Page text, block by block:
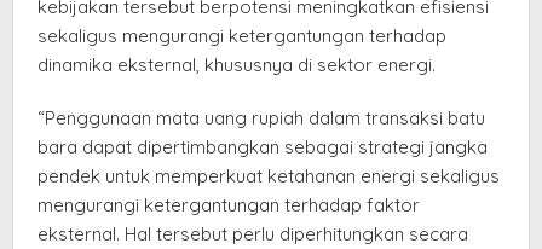
kebijakan tersebut berpotensi meningkatkan efisiensi
sekaligus mengurangi ketergantungan terhadap
dinamika eksternal, khususnya di sektor energi.
“Penggunaan mata uang rupiah dalam transaksi batu
bara dapat dipertimbangkan sebagai strategi jangka
pendek untuk memperkuat ketahanan energi sekaligus
mengurangi ketergantungan terhadap faktor
eksternal. Hal tersebut perlu diperhitungkan secara